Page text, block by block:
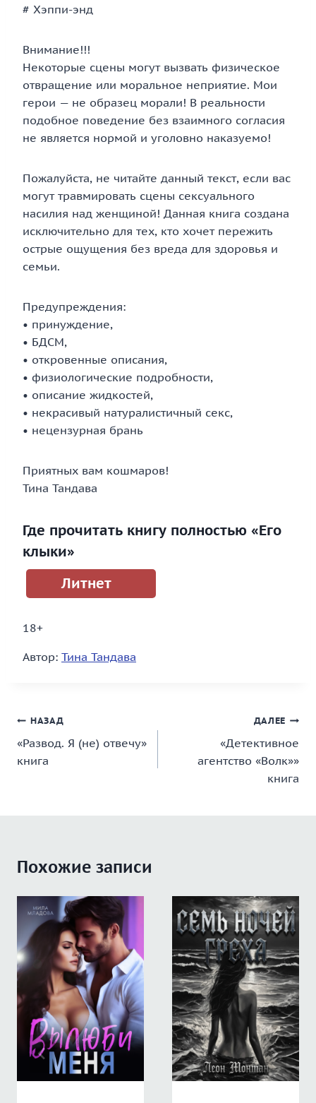
# Хэппи-энд
Внимание!!!
Некоторые сцены могут вызвать физическое
отвращение или моральное неприятие. Мои
герои — не образец морали! В реальности
подобное поведение без взаимного согласия
не является нормой и уголовно наказуемо!
Пожалуйста, не читайте данный текст, если вас
могут травмировать сцены сексуального
насилия над женщиной! Данная книга создана
исключительно для тех, кто хочет пережить
острые ощущения без вреда для здоровья и
семьи.
Предупреждения:
• принуждение,
• БДСМ,
• откровенные описания,
• физиологические подробности,
• описание жидкостей,
• некрасивый натуралистичный секс,
• нецензурная брань
Приятных вам кошмаров!
Тина Тандава
Где прочитать книгу полностью «Его
клыки»
Литнет
18+
Автор: Тина Тандава
Навигация
по
записям
НАЗАД
«Развод. Я (не) отвечу»
книга
ДАЛЕЕ
«Детективное
агентство «Волк»»
книга
Похожие записи